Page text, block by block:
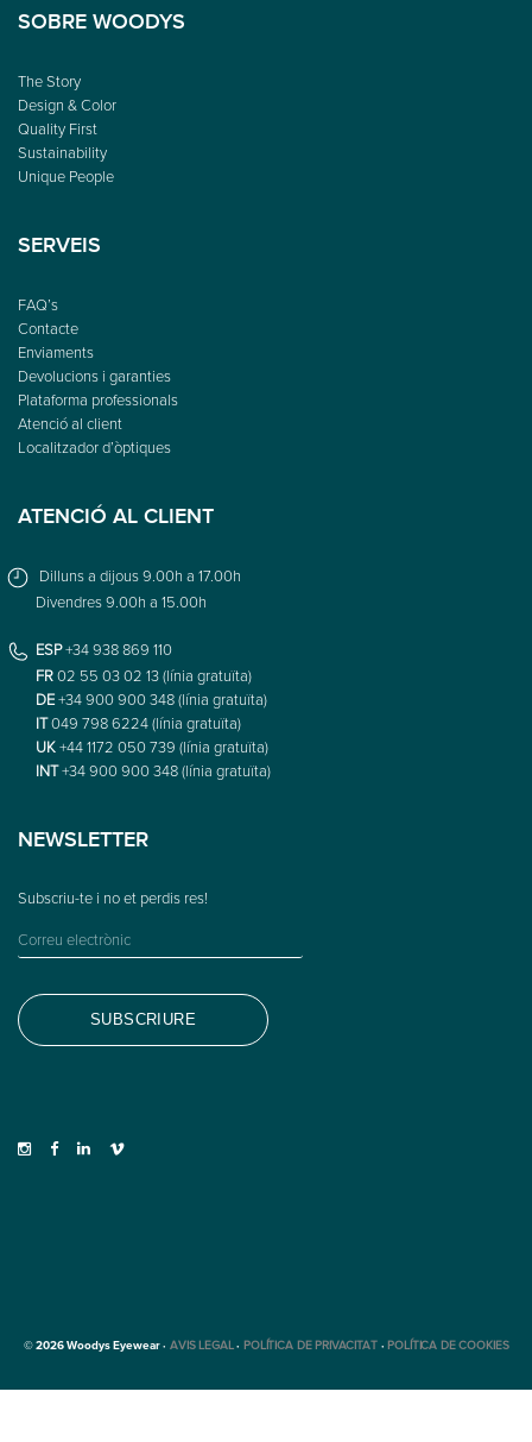
SOBRE WOODYS
The Story
Design & Color
Quality First
Sustainability
Unique People
SERVEIS
FAQ’s
Contacte
Enviaments
Devolucions i garanties
Plataforma professionals
Atenció al client
Localitzador d’òptiques
ATENCIÓ AL CLIENT
Dilluns a dijous 9.00h a 17.00h
Divendres 9.00h a 15.00h
ESP+34 938 869 110
FR02 55 03 02 13 (línia gratuïta)
DE+34 900 900 348 (línia gratuïta)
IT049 798 6224 (línia gratuïta)
UK+44 1172 050 739 (línia gratuïta)
INT+34 900 900 348 (línia gratuïta)
NEWSLETTER
© 2026 Woodys Eyewear · AVIS LEGAL·POLÍTICA DE PRIVACITAT·POLÍTICA DE COOKIES